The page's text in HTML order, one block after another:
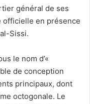
général de ses
officielle en présence
Sissi.
le nom d’«
de conception
principaux, dont
octogonale. Le